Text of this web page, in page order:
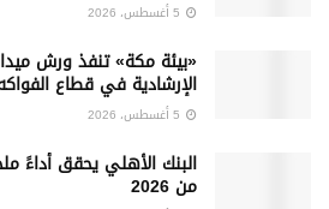
«بيئة مكة» تنفذ ورش
الإرشادية في قطاع
البنك الأهلي يحقق أداءً
من 2026